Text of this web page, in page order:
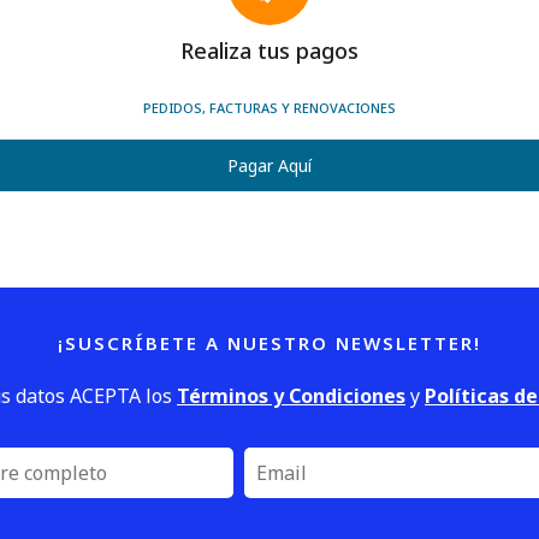
Realiza tus pagos
PEDIDOS, FACTURAS Y RENOVACIONES
Pagar Aquí
¡SUSCRÍBETE A NUESTRO NEWSLETTER!
datos ACEPTA los Términos y Condicionesy Políticas